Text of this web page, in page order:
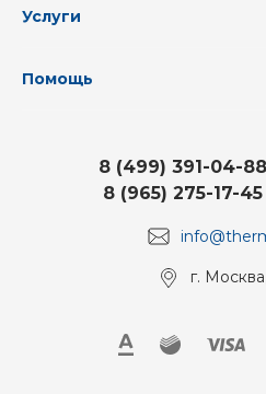
Услуги
Помощь
8 (499) 391-04-88
8 (965) 275-17-45
г.